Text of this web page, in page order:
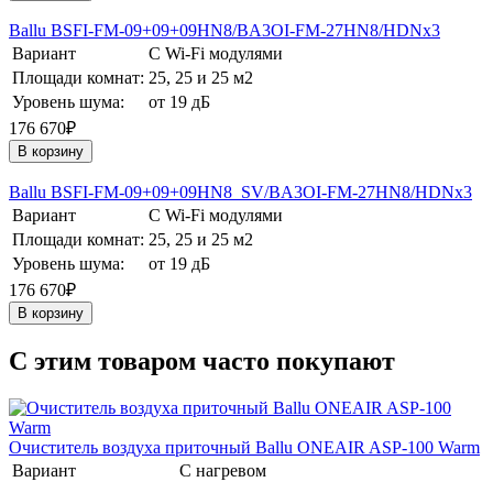
Ballu BSFI-FM-09+09+09HN8/BA3OI-FM-27HN8/HDNх3
Вариант
С Wi-Fi модулями
Площади комнат: 25, 25 и 25 м2
Уровень шума:
от 19 дБ
176 670₽
В корзину
Ballu BSFI-FM-09+09+09HN8_SV/BA3OI-FM-27HN8/HDNх3
Вариант
С Wi-Fi модулями
Площади комнат: 25, 25 и 25 м2
Уровень шума:
от 19 дБ
176 670₽
В корзину
C этим товаром часто покупают
Очиститель воздуха приточный Ballu ONEAIR ASP-100 Warm
Вариант
С нагревом